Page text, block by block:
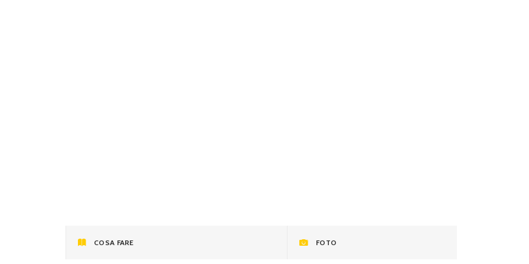
COSA FARE FOTO